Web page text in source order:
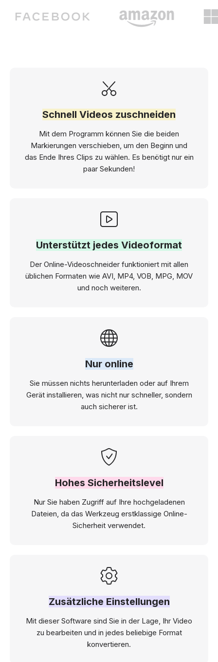
Schnell Videos zuschneiden
Mit dem Programm können Sie die beiden
Markierungen verschieben, um den Beginn und
das Ende Ihres Clips zu wählen. Es benötigt nur ein
paar Sekunden!
Unterstützt jedes Videoformat
Der Online-Videoschneider funktioniert mit allen
üblichen Formaten wie AVI, MP4, VOB, MPG, MOV
und noch weiteren.
Nur online
Sie müssen nichts herunterladen oder auf Ihrem
Gerät installieren, was nicht nur schneller, sondern
auch sicherer ist.
Hohes Sicherheitslevel
Nur Sie haben Zugriff auf Ihre hochgeladenen
Dateien, da das Werkzeug erstklassige Online-
Sicherheit verwendet.
Zusätzliche Einstellungen
Mit dieser Software sind Sie in der Lage, Ihr Video
zu bearbeiten und in jedes beliebige Format
konvertieren.